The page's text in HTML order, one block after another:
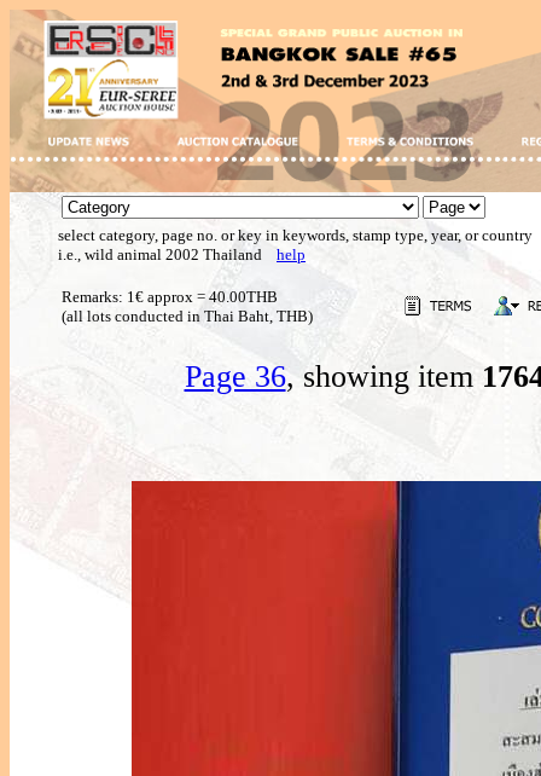
select category, page no. or key in keywords, stamp type, year, or country
i.e., wild animal 2002 Thailand help
Remarks: 1€ approx = 40.00THB
(all lots conducted in Thai Baht, THB)
Page 36, showing item